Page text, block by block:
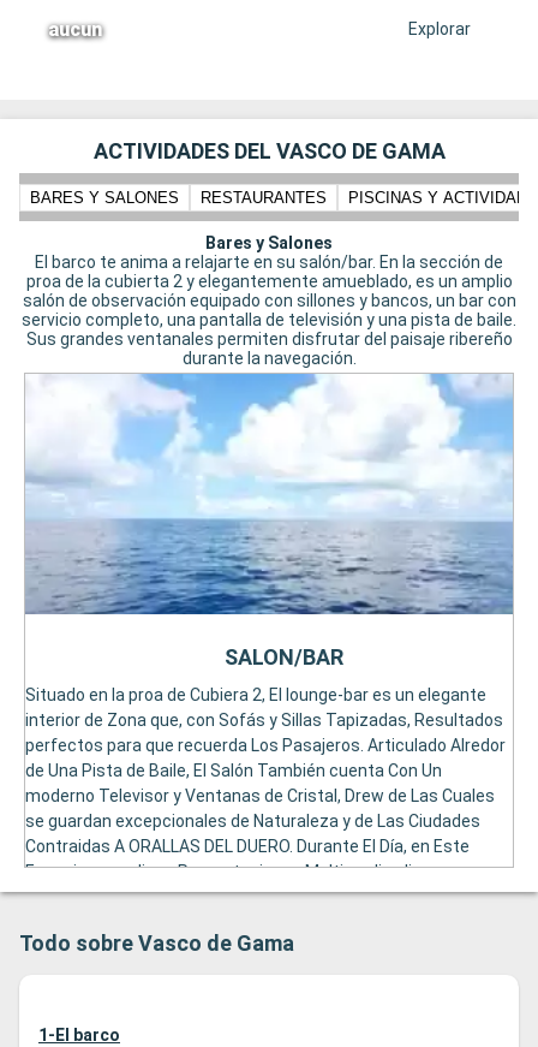
aucun Explorar
ACTIVIDADES DEL VASCO DE GAMA
BARES Y SALONES RESTAURANTES PISCINAS Y
Bares y Salones
El barco te anima a relajarte en su salón/bar. En la sección de
proa de la cubierta 2 y elegantemente amueblado, es un amplio
salón de observación equipado con sillones y bancos, un bar con
servicio completo, una pantalla de televisión y una pista de baile.
Sus grandes ventanales permiten disfrutar del paisaje ribereño
durante la navegación.
Situado en la proa de Cubiera 2, El lounge-bar es un elegante
interior de Zona que, con Sofás y Sillas Tapizadas, Resultados
perfectos para que recuerda Los Pasajeros. Articulado Alredor
de Una Pista de Baile, El Salón También cuenta Con Un
moderno Televisor y Ventanas de Cristal, Drew de Las Cuales
se guardan excepcionales de Naturaleza y de Las Ciudades
Contraidas A ORALLAS DEL DUERO. Durante El Día, en Este
Espacio es realizan Presestaciones Multimedia, diversas
programas del mantenimiento y conférencias sobrias
Acoger Asséáculos, Proyeciones de Películas, Delaciones de
SALON/BAR
Todo sobre Vasco de Gama
1-El barco